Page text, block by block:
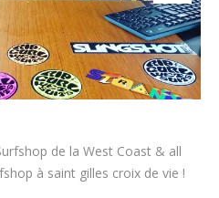
de la West Coast & all
à saint gilles croix de vie !